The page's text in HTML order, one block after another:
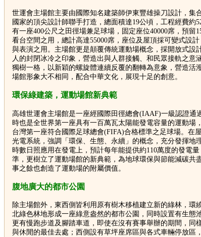
世運會主場館主要由國際知名建築師伊東豐雄操刀設計，集
國家的頂尖設計師聯手打造，總面積達19公頃，工程經費約
有一座400公尺之田徑場兼足球場，固定座位40000席，預留
看台空間之用，總計高達55000席，座位及屋頂採可變式設
與表演之用。主場館更是顛覆傳統運動場概念，採開放式設
人的封閉冰冷之印象，營造出與人群接觸、和民眾接軌之意
獨樹一格，以新穎的螺旋體連續反覆的翻轉為意象，營造活
場館形象大不相同，配合中華文化，展現十足的創意。
環保綠建築，運動場館新典範
高雄世運會主場館是一座經國際田徑總會(IAAF)一級認證通
時也是全世界第一座具有一百萬瓦太陽能發電容量的運動場
台灣第一座符合國際足球總會(FIFA)合格標準之足球場。在
光電系統，強調「環保、生態、永續」的概念，充分發揮地
時數日照應用在發電上，預計每年能提供約110萬度的發電
準，更樹立了運動場館的新典範，為地球環保與節能減碳共
事之餘也創造了運動場的附屬價值。
腹地廣大的都市公園
除主場館外，東西側皆利用原有樹木移植建立新的綠林，環
北綠色林地形成一座綠意盎然的都市公園，同時設置有生態
更有慢跑步道及腳踏車道，即使在沒有賽事舉辦的期間，同
與休閒的最佳去處；西側設有草坪座席區與各式車輛停放區